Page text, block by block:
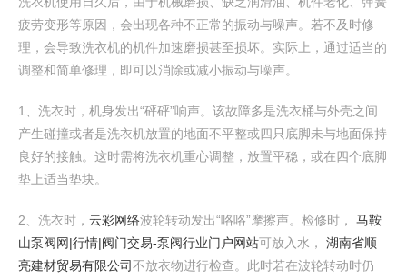
疲劳变形等原因，会出现各种不正常的振动与噪声。若不及时修
理，会导致洗衣机的机件加速磨损甚至损坏。实际上，通过适当的
调整和简单修理，即可以消除或减小振动与噪声。
1、洗衣时，机身发出“砰砰”响声。该故障多是洗衣桶与外壳之间
产生碰撞或者是洗衣机放置的地面不平整或四只底脚未与地面保持
良好的接触。这时需将洗衣机重心调整，放置平稳，或在四个底脚
垫上适当垫块。
2、洗衣时， 云彩网络波轮转动发出“咯咯”摩擦声。检修时， 马鞍
山泵阀网|行情|阀门交易-泵阀行业门户网站可放入水， 湖南省顺
亮建材贸易有限公司不放衣物进行检查。此时若在波轮转动时仍